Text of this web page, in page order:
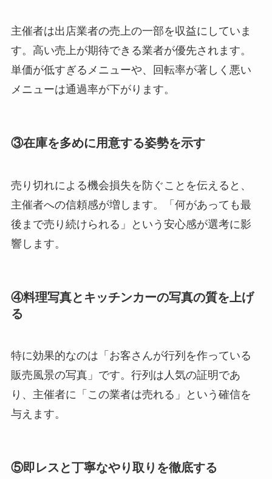
主催者は出店業者の売上の一部を収益にしていま
す。高い売上が期待できる業者が優先されます。
単価が低すぎるメニューや、回転率が著しく悪い
メニューは通過率が下がります。
③在庫を多めに用意する姿勢を示す
売り切れによる機会損失を防ぐことを伝えると、
主催者への信頼感が増します。「何があっても最
後まで売り続けられる」という安心感が選考に影
響します。
④料理写真とキッチンカーの写真の質を上げ
る
特に効果的なのは「お客さんが行列を作っている
販売風景の写真」です。行列は人気の証明であ
り、主催者に「この業者は売れる」という確信を
与えます。
⑤即レスと丁寧なやり取りを徹底する